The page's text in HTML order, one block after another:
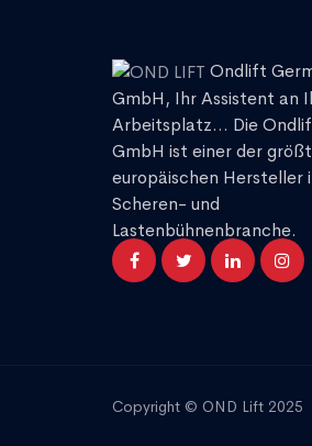
Ondlift
GmbH, Ihr Assistent an
Arbeitsplatz... Die
GmbH ist einer der
europäischen Hersteller
Scheren- und
Lastenbühnenbranche.
Copyright © OND Lift 2025